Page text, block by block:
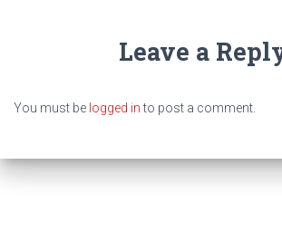
Leave a
You must be logged into post a comment.